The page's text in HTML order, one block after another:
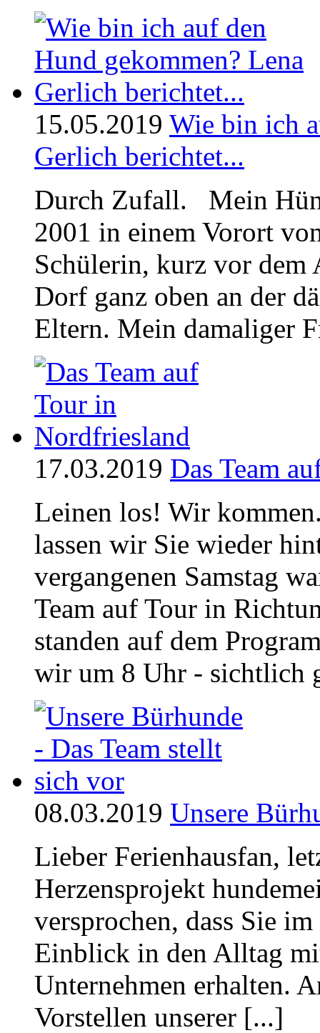
15.05.2019 Wie bin ich
Gerlich berichtet...
Durch Zufall. Mein
2001 in einem Vorort
Schülerin, kurz vor dem
Dorf ganz oben an der
Eltern. Mein damaliger
17.03.2019 Das Team
Leinen los! Wir
lassen wir Sie wieder
vergangenen Samstag
Team auf Tour in
standen auf dem
wir um 8 Uhr - sichtlich
08.03.2019 Unsere
Lieber Ferienhausfan,
Herzensprojekt
versprochen, dass Sie
Einblick in den Alltag
Unternehmen erhalten.
Vorstellen unserer [...]